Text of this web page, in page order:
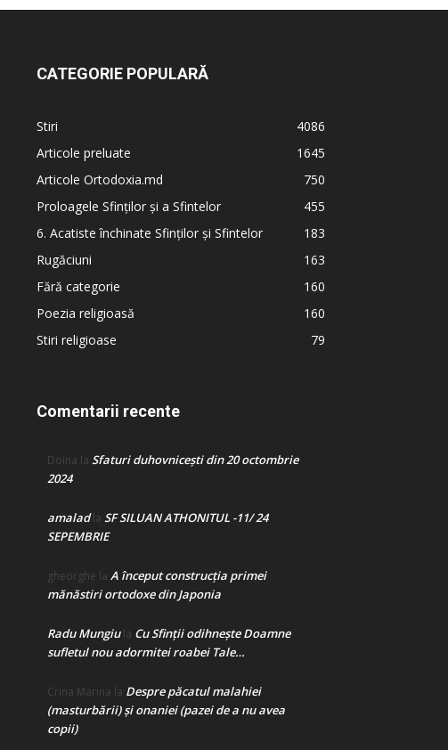
CATEGORIE POPULARĂ
Stiri
4086
Articole preluate
1645
Articole Ortodoxia.md
750
Proloagele Sfinților și a Sfintelor
455
6. Acatiste închinate Sfinților și Sfintelor
183
Rugăciuni
163
Fără categorie
160
Poezia religioasă
160
Stiri religioase
79
Comentarii recente
Doina la Sfaturi duhovnicești din 20 octombrie
2024
amaladla SF SILUAN ATHONITUL -11/ 24
SEPEMBRIE
gheorghe la A început construcţia primei
mănăstiri ortodoxe din Japonia
Radu Mungiula Cu Sfinții odihnește Doamne
sufletul nou adormitei roabei Tale…
Crina Marina la Despre păcatul malahiei
(masturbării) şi onaniei (pazei de a nu avea
copii)